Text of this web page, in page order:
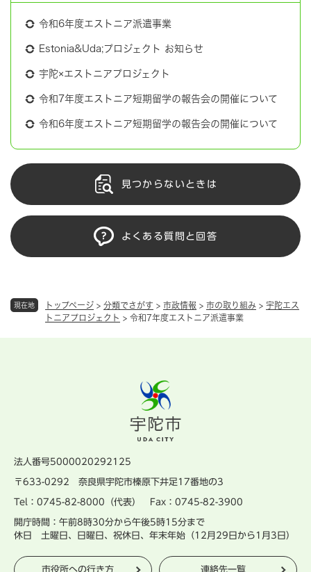
現在地 トップページ > 分類でさがす > 市政情報 > 市の取り組み > 宇陀エス
トニアプロジェクト > 令和7年度エストニア派遣事業
令和6年度エストニア派遣事業
Estonia&Uda;プロジェクト お知らせ
宇陀×エストニアプロジェクト
令和7年度エストニア短期留学の報告会の開催について
令和6年度エストニア短期留学の報告会の開催について
見つからないときは
よくある質問と回答
法人番号5000020292125
〒633-0292 奈良県宇陀市榛原下井足17番地の3
Tel：0745-82-8000（代表） Fax：0745-82-3900
開庁時間：午前8時30分から午後5時15分まで
休日 土曜日、日曜日、祝休日、年末年始（12月29日から1月3日）
市役所への行き方 連絡先一覧